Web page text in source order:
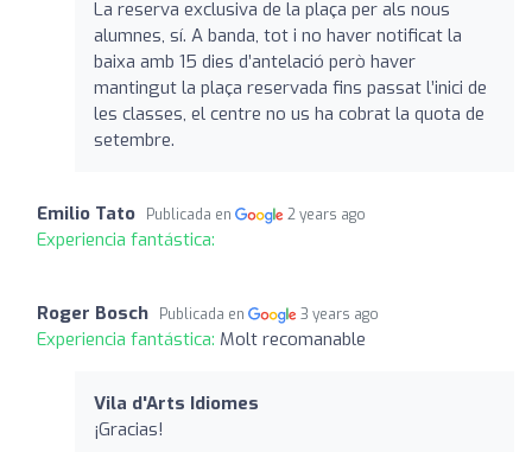
La reserva exclusiva de la plaça per als nous
alumnes, sí. A banda, tot i no haver notificat la
baixa amb 15 dies d’antelació però haver
mantingut la plaça reservada fins passat l’inici de
les classes, el centre no us ha cobrat la quota de
setembre.
Emilio Tato Publicada en 2 years ago
Experiencia fantástica:
Roger Bosch Publicada en 3 years ago
Experiencia fantástica: Molt recomanable
Vila d'Arts Idiomes
¡Gracias!